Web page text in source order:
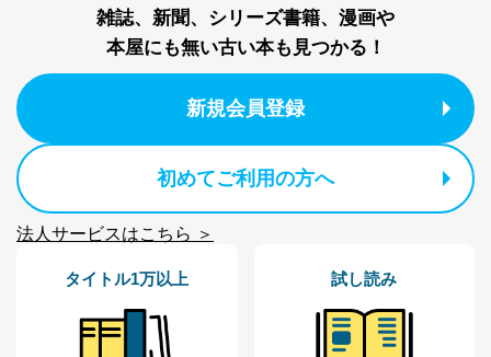
雑誌、新聞、シリーズ書籍、漫画や
本屋にも無い古い本も見つかる！
新規会員登録
初めてご利用の方へ
法人サービスはこちら ＞
タイトル1万以上 試し読み